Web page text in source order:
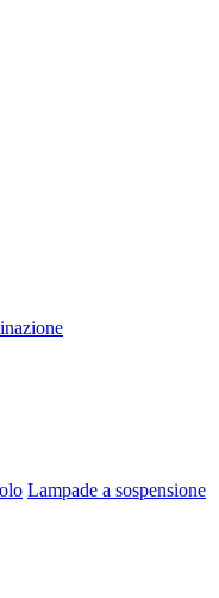
Lampade a sospensione